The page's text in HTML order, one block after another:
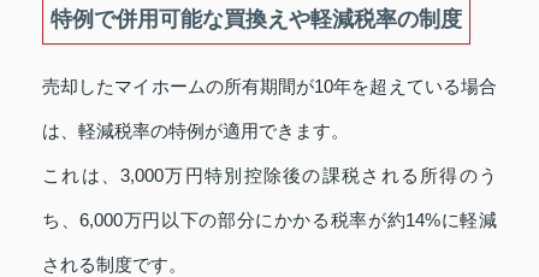
特例で併用可能な買換えや軽減税率の制度
売却したマイホームの所有期間が10年を超えている場合
は、軽減税率の特例が適用できます。
これは、3,000万円特別控除後の課税される所得のう
ち、6,000万円以下の部分にかかる税率が約14%に軽減
される制度です。